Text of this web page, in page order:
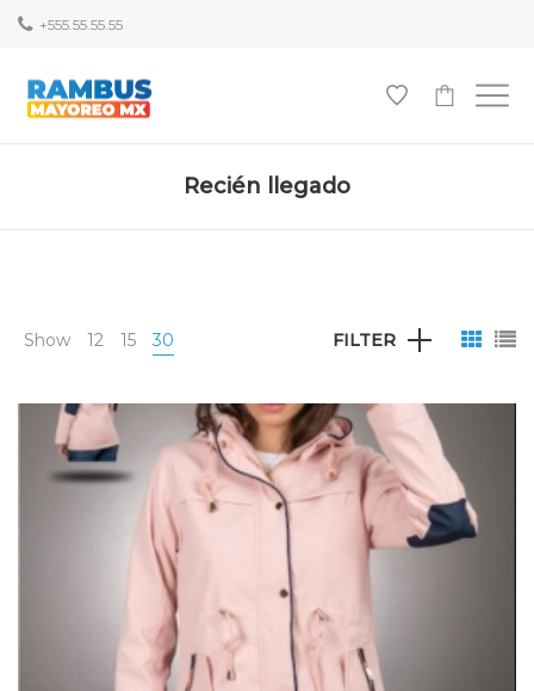
+555.55.55.55
Recién llegado
Show 12 15 30 FILTER